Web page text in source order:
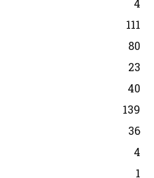
4
111
80
23
40
139
36
4
1